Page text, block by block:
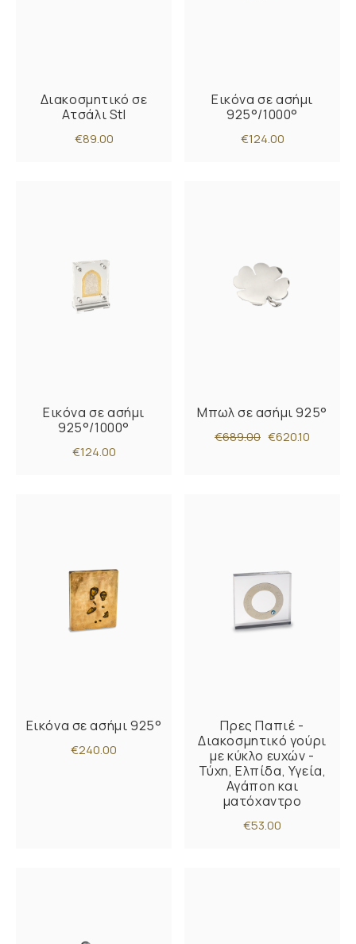
Διακοσμητικό σε
Ατσάλι Stl
€89.00
Εικόνα σε ασήμι
925°/1000°
€124.00
Εικόνα σε ασήμι
925°/1000°
€124.00
Μπωλ σε ασήμι 925°
€689.00 €620.10
Εικόνα σε ασήμι 925°
€240.00
Πρες Παπιέ -
Διακοσμητικό γούρι
με κύκλο ευχών -
Τύχη, Ελπίδα, Υγεία,
Αγάποη και
ματόχαντρο
€53.00